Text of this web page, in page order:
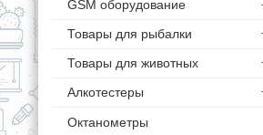
GSM оборудование
Товары для рыбалки
Товары для животных
Алкотестеры
Октанометры